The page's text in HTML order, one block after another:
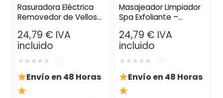
Rasuradora Eléctrica
Removedor de Vellos
Nariz, Barba y Cejas
24,79 € IVA
incluido
★★★★★
Envío en 48 Horas
Masajeador Limpiador
Spa Exfoliante –
para Cuidado de los
Pies
24,79 € IVA
incluido
★★★★★
Envío en 48 Horas